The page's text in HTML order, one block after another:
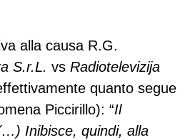
alla causa R.G.
S.r.L. vs Radiotelevizija
quanto segue
Piccirillo): “Il
Inibisce, quindi, alla